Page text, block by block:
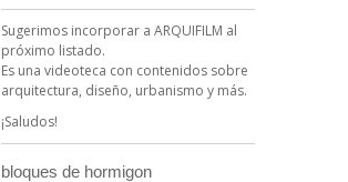
Sugerimos incorporar a ARQUIFILM al
próximo listado.
Es una videoteca con contenidos sobre
arquitectura, diseño, urbanismo y más.
¡Saludos!
bloques de hormigon